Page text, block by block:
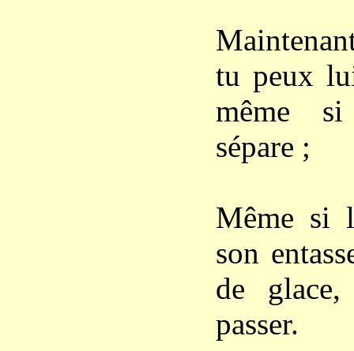
tu peux
même
sépare ;
Même si
son
de glace,
passer.